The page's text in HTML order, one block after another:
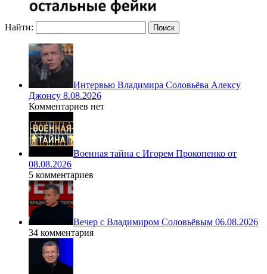
Найти:
Интервью Владимира Соловьёва Алексу
Джонсу 8.08.2026
Комментариев нет
Военная тайна с Игорем Прокопенко от
08.08.2026
5 комментариев
Вечер с Владимиром Соловьёвым 06.08.2026
34 комментария